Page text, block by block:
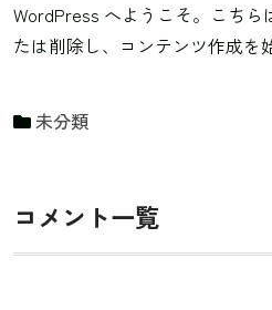
WordPress へようこそ。こちら
たは削除し、コンテンツ作成を
未分類
コメント一覧